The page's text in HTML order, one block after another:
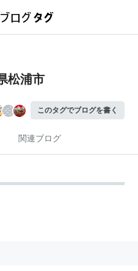
松浦市
このタグでブログを書く
関連ブログ